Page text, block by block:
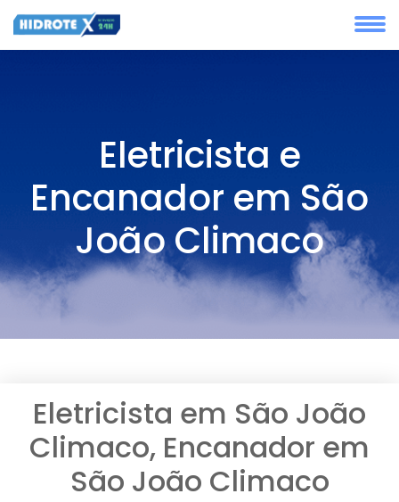
Eletricista e
Encanador em São
João Climaco
Eletricista em São João
Climaco, Encanador em
São João Climaco